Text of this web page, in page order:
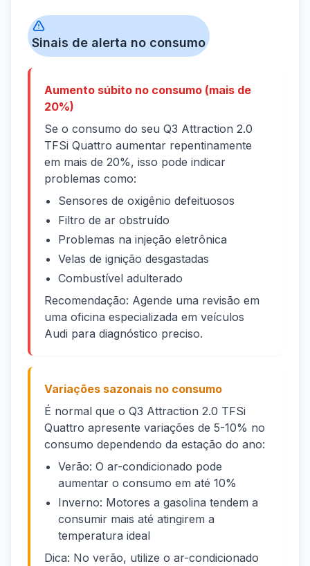
Sinais de alerta no consumo
Aumento súbito no consumo (mais de
20%)
Se o consumo do seu Q3 Attraction 2.0
TFSi Quattro aumentar repentinamente
em mais de 20%, isso pode indicar
problemas como:
Sensores de oxigênio defeituosos
Filtro de ar obstruído
Problemas na injeção eletrônica
Velas de ignição desgastadas
Combustível adulterado
Recomendação: Agende uma revisão em
uma oficina especializada em veículos
Audi para diagnóstico preciso.
Variações sazonais no consumo
É normal que o Q3 Attraction 2.0 TFSi
Quattro apresente variações de 5-10% no
consumo dependendo da estação do ano:
Verão: O ar-condicionado pode
aumentar o consumo em até 10%
Inverno: Motores a gasolina tendem a
consumir mais até atingirem a
temperatura ideal
Dica: No verão, utilize o ar-condicionado